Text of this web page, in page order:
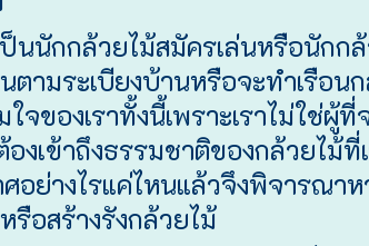
ป็นนักกล้วยไม้สมัครเล่นหรือนัก
ามระเบียงบ้านหรือจะทำเรือน
ของเราทั้งนี้เพราะเราไม่ใช่ผู้
งเข้าถึงธรรมชาติของกล้วยไม้ที่
อย่างไรแค่ไหนแล้วจึงพิจารณา
รือสร้างรังกล้วยไม้